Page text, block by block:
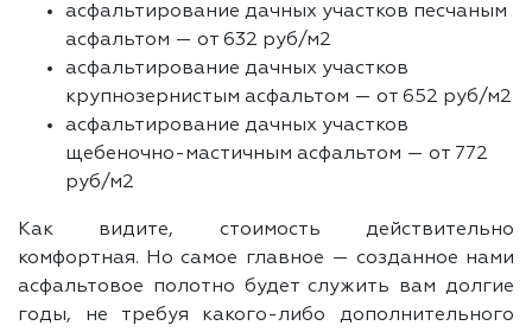
асфальтирование дачных участков песчаным
асфальтом — от 632 руб/м2
асфальтирование дачных участков
крупнозернистым асфальтом — от 652 руб/м2
асфальтирование дачных участков
щебеночно-мастичным асфальтом — от 772
руб/м2
Как видите, стоимость действительно
комфортная. Но самое главное — созданное нами
асфальтовое полотно будет служить вам долгие
годы, не требуя какого-либо дополнительного